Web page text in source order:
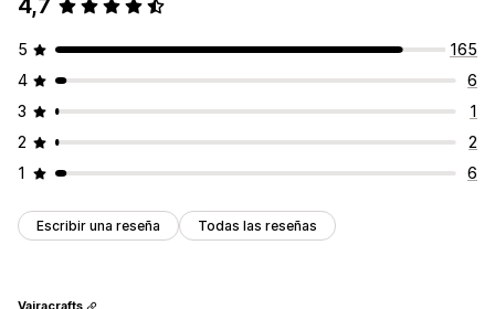
5
165
4
6
3
1
2
2
1
6
Escribir una reseña Todas las reseñas
Vajracrafts